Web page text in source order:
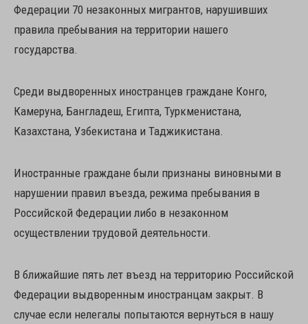
Федерации 70 незаконных мигрантов, нарушивших
правила пребывания на территории нашего
государства.
Среди выдворенных иностранцев граждане Конго,
Камеруна, Бангладеш, Египта, Туркменистана,
Казахстана, Узбекистана и Таджикистана.
Иностранные граждане были признаны виновными в
нарушении правил въезда, режима пребывания в
Российской Федерации либо в незаконном
осуществлении трудовой деятельности.
В ближайшие пять лет въезд на территорию Российской
Федерации выдворенным иностранцам закрыт. В
случае если нелегалы попытаются вернуться в нашу